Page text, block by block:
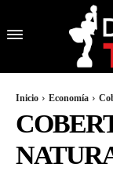
Inicio Economía